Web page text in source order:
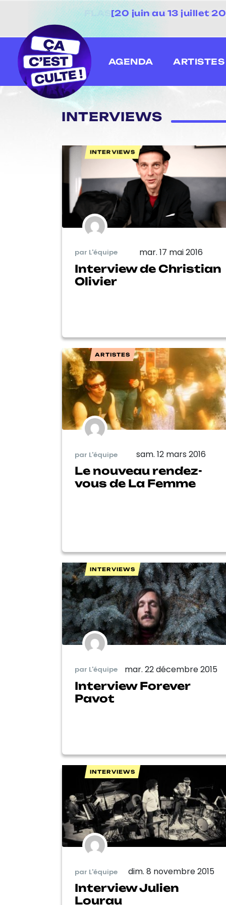
[20 juin au 13 juillet
AGENDA ARTISTES
INTERVIEWS
INTERVIEWS
par L'équipe mar. 17 mai 2016
Interview de Christian
Olivier
ARTISTES
par L'équipe sam. 12 mars 2016
Le nouveau rendez-
vous de La Femme
INTERVIEWS
par L'équipe mar. 22 décembre 2015
Interview Forever
Pavot
INTERVIEWS
par L'équipe dim. 8 novembre 2015
Interview Julien
Lourau